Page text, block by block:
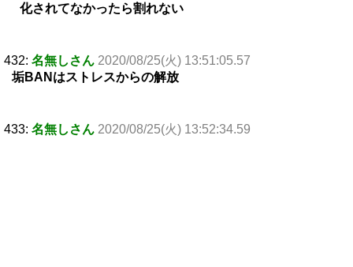
化されてなかったら割れない
432: 名無しさん 2020/08/25(火) 13:51:05.57
垢BANはストレスからの解放
433: 名無しさん 2020/08/25(火) 13:52:34.59